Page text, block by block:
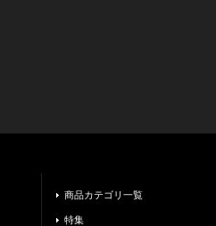
商品カテゴリ一覧
特集